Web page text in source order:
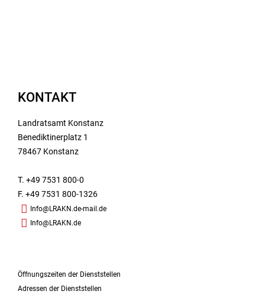
KONTAKT
Landratsamt Konstanz
Benediktinerplatz 1
78467 Konstanz
T. +49 7531 800-0
F. +49 7531 800-1326
Info@LRAKN.de-mail.de
Info@LRAKN.de
Öffnungszeiten der Dienststellen
Adressen der Dienststellen